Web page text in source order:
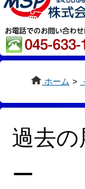
ホーム >
過去の
ー